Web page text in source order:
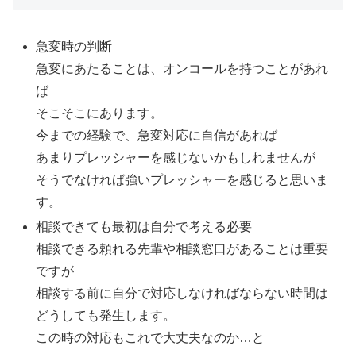
急変時の判断
急変にあたることは、オンコールを持つことがあれ
ば
そこそこにあります。
今までの経験で、急変対応に自信があれば
あまりプレッシャーを感じないかもしれませんが
そうでなければ強いプレッシャーを感じると思いま
す。
相談できても最初は自分で考える必要
相談できる頼れる先輩や相談窓口があることは重要
ですが
相談する前に自分で対応しなければならない時間は
どうしても発生します。
この時の対応もこれで大丈夫なのか…と